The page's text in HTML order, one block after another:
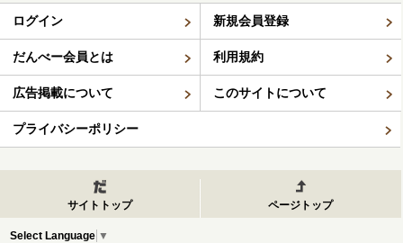
ログイン 新規会員登録
だんべー会員とは 利用規約
広告掲載について このサイトについて
プライバシーポリシー
サイトトップ ページトップ
Select Language ▼